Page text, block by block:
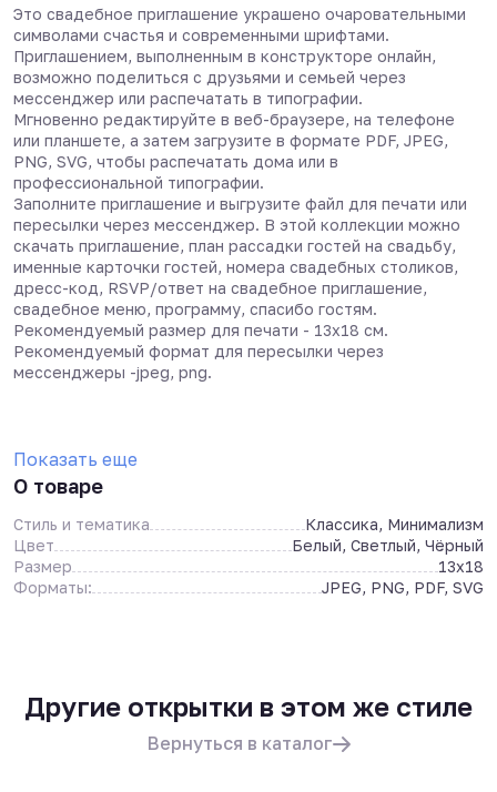
Это свадебное приглашение украшено очаровательными
символами счастья и современными шрифтами.
Приглашением, выполненным в конструкторе онлайн,
возможно поделиться с друзьями и семьей через
мессенджер или распечатать в типографии.
Мгновенно редактируйте в веб-браузере, на телефоне
или планшете, а затем загрузите в формате PDF, JPEG,
PNG, SVG, чтобы распечатать дома или в
профессиональной типографии.
Заполните приглашение и выгрузите файл для печати или
пересылки через мессенджер. В этой коллекции можно
скачать приглашение, план рассадки гостей на свадьбу,
именные карточки гостей, номера свадебных столиков,
дресс-код, RSVP/ответ на свадебное приглашение,
свадебное меню, программу, спасибо гостям.
Рекомендуемый размер для печати - 13х18 см.
Рекомендуемый формат для пересылки через
мессенджеры -jpeg, png.
Показать еще
О товаре
Стиль и тематика
Классика, Минимализм
Цвет
Белый, Светлый, Чёрный
Размер
13x18
Форматы:
JPEG, PNG, PDF, SVG
Другие открытки в этом же стиле
Вернуться в каталог